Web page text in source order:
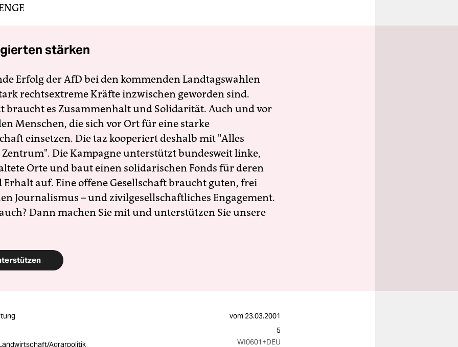
stärken
Erfolg der AfD bei den kommenden Landtagswahlen
rechtsextreme Kräfte inzwischen geworden sind.
braucht es Zusammenhalt und Solidarität. Auch und vor
Menschen, die sich vor Ort für eine starke
einsetzen. Die taz kooperiert deshalb mit "Alles
Die Kampagne unterstützt bundesweit linke,
Orte und baut einen solidarischen Fonds für deren
Erhalt auf. Eine offene Gesellschaft braucht guten, frei
Journalismus – und zivilgesellschaftliches Engagement.
Dann machen Sie mit und unterstützen Sie unsere
vom23.03.2001
5
Agrarpolitik
WI0601+DEU